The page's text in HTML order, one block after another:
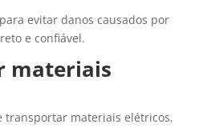
evitar danos causados por
e confiável.
materiais
transportar materiais elétricos,